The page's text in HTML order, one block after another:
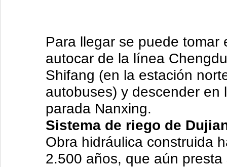
Para llegar se puede tomar
autocar de la línea
Shifang (en la estación
autobuses) y descender en
parada Nanxing.
Sistema de riego de
Obra hidráulica construida
2.500 años, que aún presta